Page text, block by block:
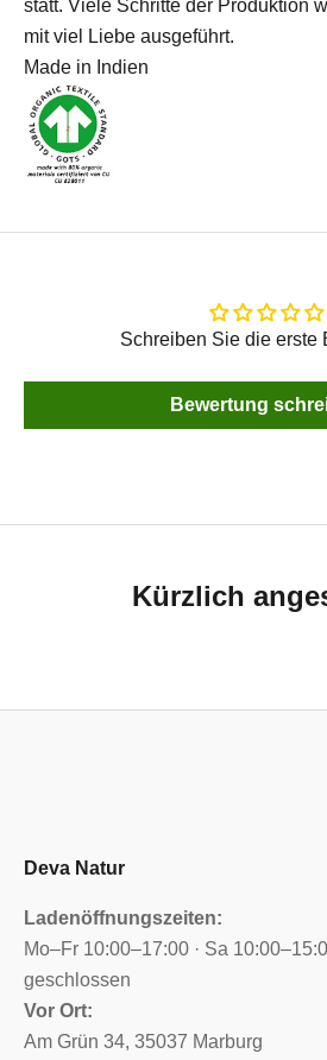
statt. Viele Schritte der Produktion
mit viel Liebe ausgeführt.
Made in Indien
Schreiben Sie die erste
Bewertung
Kürzlich
Deva Natur
Ladenöffnungszeiten:
Mo–Fr 10:00–17:00 · Sa
geschlossen
Vor Ort:
Am Grün 34, 35037 Marburg